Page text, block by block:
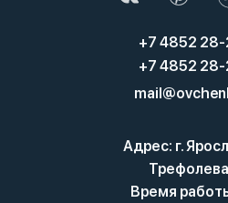
+7 4852
+7 4852
Адрес: г.
Время